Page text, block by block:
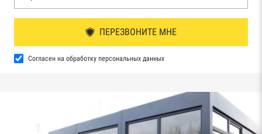
ПЕРЕЗВОНИТЕ МНЕ
Согласен на обработку персональных данных